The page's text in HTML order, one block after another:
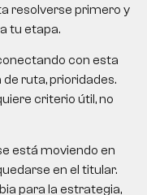
resolverse primero y
tu etapa.
con esta
ruta, prioridades.
criterio útil, no
está moviendo en
en el titular.
para la estrategia,